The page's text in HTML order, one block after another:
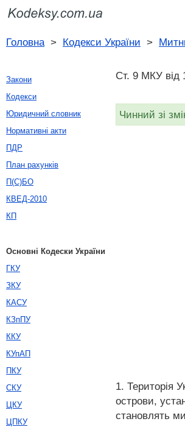
Головна> Кодекси України >
Ст. 9 МКУ від
Чинний зі
1. Територія
острови,
становлять
Закони
Кодекси
Юридичний словник
Нормативні акти
ПДР
План рахунків
П(С)БО
КВЕД-2010
КП
Основні Кодески України
ГКУ
ЗКУ
КАСУ
КЗпПУ
ККУ
КУпАП
ПКУ
СКУ
ЦКУ
ЦПКУ